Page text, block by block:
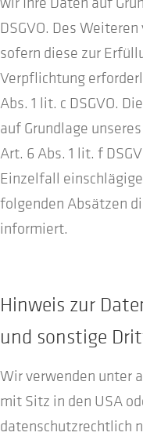
DSGVO. Des
sofern diese zur
Verpflichtung
Abs. 1 lit. c DSGVO.
auf Grundlage
Art. 6 Abs. 1 lit. f
Einzelfall
folgenden Absätzen
informiert.
Hinweis zur
und sonstige
Wir verwenden unter
mit Sitz in den USA
datenschutzrechtlich